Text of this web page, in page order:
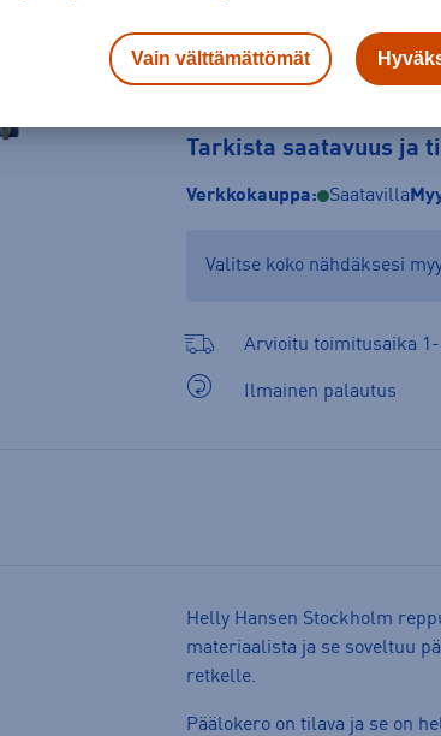
Tarkista saatavuus ja
Verkkokauppa: Saatavilla
Valitse koko nähdäksesi
Arvioitu toimitusaika
Ilmainen palautus
Helly Hansen Stockholm
materiaalista ja se soveltuu
retkelle.
Päälokero on tilava ja se on
Vain välttämättömät